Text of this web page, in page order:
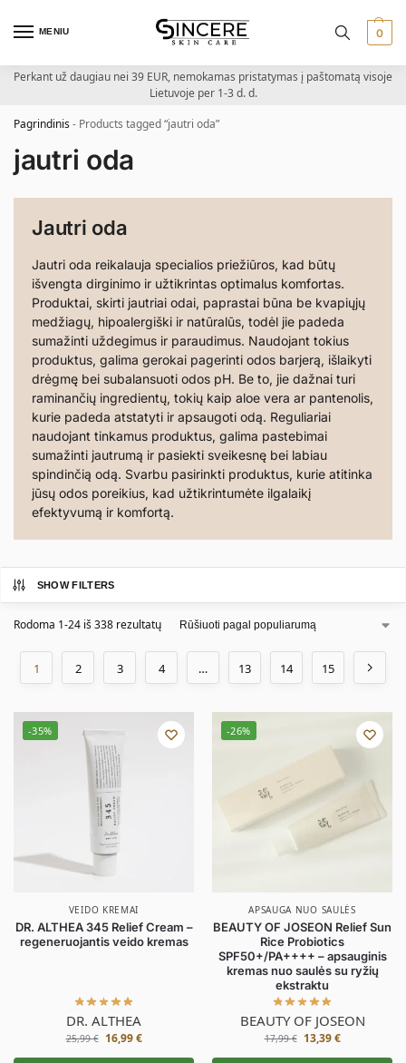
MENIU 0
Perkant už daugiau nei 39 EUR, nemokamas pristatymas į paštomatą visoje
Lietuvoje per 1-3 d. d.
Pagrindinis- Products tagged “jautri oda”
jautri oda
Jautri oda
Jautri oda reikalauja specialios priežiūros, kad būtų
išvengta dirginimo ir užtikrintas optimalus komfortas.
Produktai, skirti jautriai odai, paprastai būna be kvapiųjų
medžiagų, hipoalergiški ir natūralūs, todėl jie padeda
sumažinti uždegimus ir paraudimus. Naudojant tokius
produktus, galima gerokai pagerinti odos barjerą, išlaikyti
drėgmę bei subalansuoti odos pH. Be to, jie dažnai turi
raminančių ingredientų, tokių kaip aloe vera ar pantenolis,
kurie padeda atstatyti ir apsaugoti odą. Reguliariai
naudojant tinkamus produktus, galima pastebimai
sumažinti jautrumą ir pasiekti sveikesnę bei labiau
spindinčią odą. Svarbu pasirinkti produktus, kurie atitinka
jūsų odos poreikius, kad užtikrintumėte ilgalaikį
efektyvumą ir komfortą.
SHOW FILTERS
Rodoma 1-24 iš 338 rezultatų
1 2 3 4 … 13 14 15
-35%
VEIDO KREMAI
DR. ALTHEA 345 Relief Cream –
regeneruojantis veido kremas
DR. ALTHEA
25,99€ 16,99€
-26%
APSAUGA NUO SAULĖS
BEAUTY OF JOSEON Relief Sun
Rice Probiotics
SPF50+/PA++++ – apsauginis
kremas nuo saulės su ryžių
ekstraktu
BEAUTY OF JOSEON
17,99€ 13,39€